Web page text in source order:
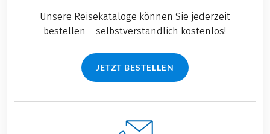
Unsere Reisekataloge können Sie jederzeit
bestellen – selbstverständlich kostenlos!
JETZT BESTELLEN